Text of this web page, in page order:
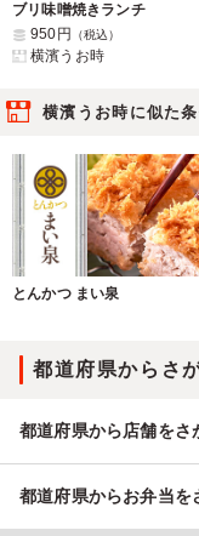
ブリ味噌焼きランチ
950円
（税込）
横濱うお時
横濱うお時に似た
とんかつ まい泉
都道府県からさ
都道府県から店舗をさ
都道府県からお弁当を